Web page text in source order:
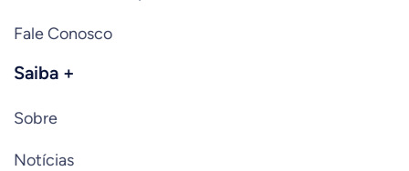
Fale Conosco
Saiba +
Sobre
Notícias